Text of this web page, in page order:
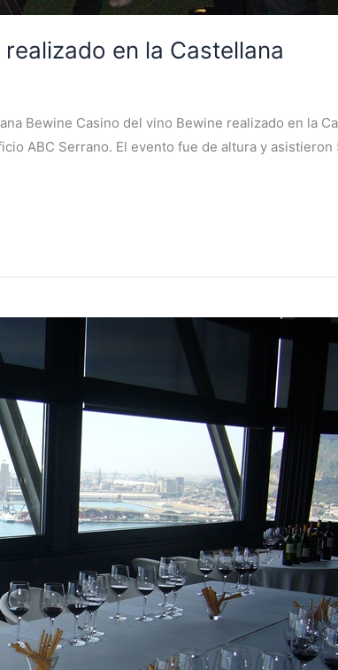
en la Castellana
Bewine Casino del vino Bewine realizado en la
ABC Serrano. El evento fue de altura y